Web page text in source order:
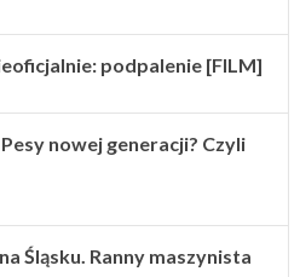
podpalenie [FILM]
nowej generacji? Czyli
Śląsku. Ranny maszynista